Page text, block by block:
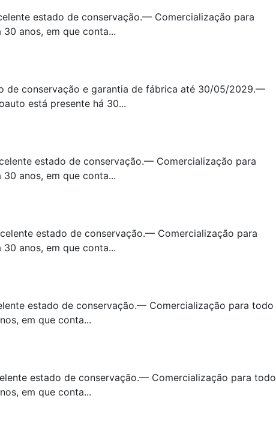
estado de conservação.— Comercialização para
anos, em que conta...
de conservação e garantia de fábrica até 30/05/2029.—
está presente há 30...
estado de conservação.— Comercialização para
anos, em que conta...
estado de conservação.— Comercialização para
anos, em que conta...
estado de conservação.— Comercialização para todo
em que conta...
estado de conservação.— Comercialização para todo
em que conta...